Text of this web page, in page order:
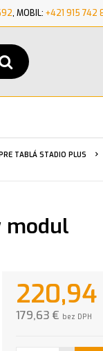
, MOBIL: +421 915 742
TABLÁ STADIO PLUS
modul
220,94
179,63 € bez DPH